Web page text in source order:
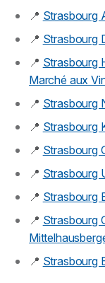
📍 Strasbourg
📍 Strasbourg
📍 Strasbourg
Marché aux
📍 Strasbourg
📍 Strasbourg
📍 Strasbourg
📍 Strasbourg
📍 Strasbourg
📍 Strasbourg
📍 Strasbourg